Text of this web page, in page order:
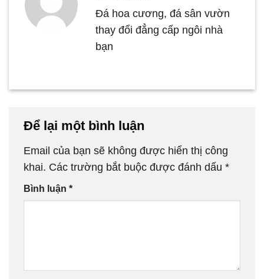
Đá hoa cương, đá sân vườn
thay đổi đẳng cấp ngôi nhà
bạn
Để lại một bình luận
Email của bạn sẽ không được hiển thị công
khai. Các trường bắt buộc được đánh dấu *
Bình luận *